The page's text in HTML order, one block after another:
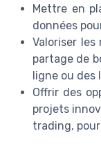
Mettre en
données
Valoriser les
partage de
ligne ou des
Offrir des
projets
trading,